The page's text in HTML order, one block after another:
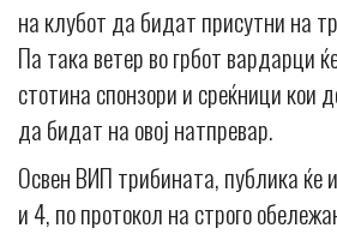
на клубот да бидат присутни на
Па така ветер во грбот вардарци
стотина спонзори и среќници кои
да бидат на овој натпревар.
Освен ВИП трибината, публика ќе
и 4, по протокол на строго